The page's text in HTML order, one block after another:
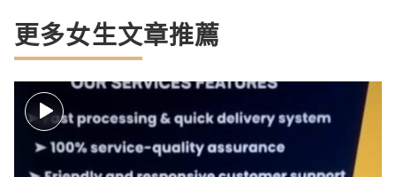
更多女生文章推薦